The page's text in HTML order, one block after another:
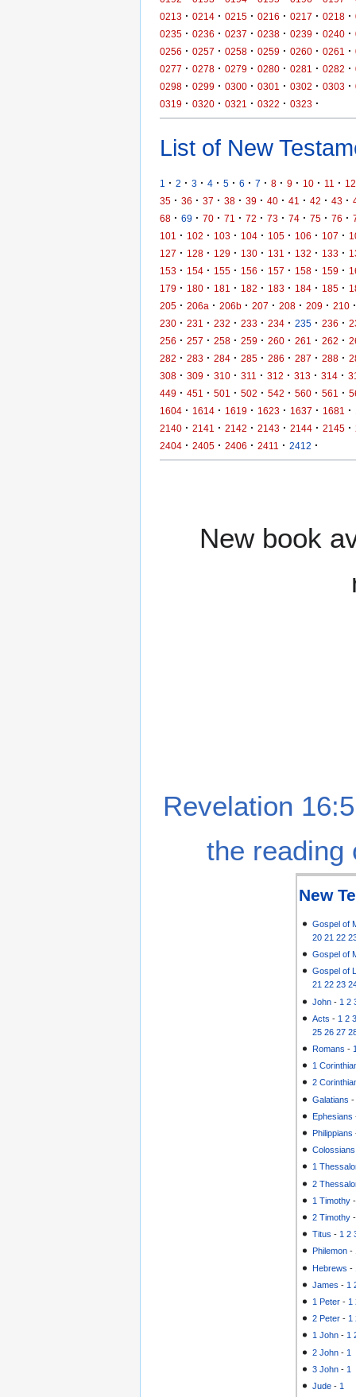
0213 · 0214 · 0215 · 0216 · 0217 · 0218 ·
0235 · 0236 · 0237 · 0238 · 0239 · 0240 ·
0256 · 0257 · 0258 · 0259 · 0260 · 0261 ·
0277 · 0278 · 0279 · 0280 · 0281 · 0282 ·
0298 · 0299 · 0300 · 0301 · 0302 · 0303 ·
0319 · 0320 · 0321 · 0322 · 0323 ·
List of New
1 · 2 · 3 · 4 · 5 · 6 · 7 · 8 · 9 · 10 · 11 · 12
35 · 36 · 37 · 38 · 39 · 40 · 41 · 42 · 43 ·
68 · 69 · 70 · 71 · 72 · 73 · 74 · 75 · 76 ·
101
· 102 · 103 · 104 · 105 · 106 · 107 ·
127 · 128 · 129 · 130 · 131 · 132 · 133 ·
153 · 154 · 155 · 156 · 157 · 158 · 159 ·
179 · 180 · 181 · 182 · 183 · 184 · 185 ·
205 · 206a · 206b · 207 · 208 · 209 · 210 ·
230 · 231 · 232 · 233 · 234 · 235 · 236 ·
256 · 257 · 258 · 259 · 260 · 261 · 262 ·
282 · 283 · 284 · 285 · 286 · 287 · 288 ·
308 · 309 · 310 · 311 · 312 · 313 · 314 ·
449 · 451 · 501 · 502 · 542 · 560 · 561 ·
1604 · 1614 · 1619 · 1623 · 1637 · 1681 ·
2140 · 2141 · 2142 · 2143 · 2144 · 2145 ·
2404 · 2405 · 2406 · 2411 · 2412 ·
New book
Revelation
the reading
New
Gospel of
20 21 22
Gospel of
Gospel of
21 22 23
John - 1 2
Acts - 1 2
25 26 27
Romans -
1
2
Galatians
Ephesians
Philippians
Colossians
1
2
1 Timothy
2 Timothy
Titus - 1 2
Philemon -
Hebrews -
James - 1
1 Peter - 1
2 Peter - 1
1 John -1
2 John - 1
3 John - 1
Jude - 1